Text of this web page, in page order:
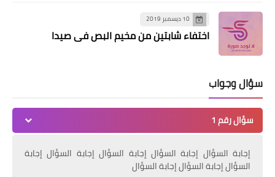
قبل 20 عاماً
من هنا وهناك
10 ديسمبر 2019
اختفاء شابتين من مخيم البص في صيدا
سؤال وجواب
سؤال رقم 1
إجابة السؤال إجابة السؤال إجابة السؤال إجابة السؤال إجابة
السؤال إجابة السؤال إجابة السؤال